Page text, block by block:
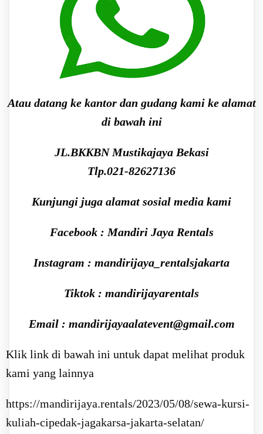
Atau datang ke kantor dan gudang kami ke alamat
di bawah ini
JL.BKKBN Mustikajaya Bekasi
Tlp.021-82627136
Kunjungi juga alamat sosial media kami
Facebook : Mandiri Jaya Rentals
Instagram : mandirijaya_rentalsjakarta
Tiktok : mandirijayarentals
Email : mandirijayaalatevent@gmail.com
Klik link di bawah ini untuk dapat melihat produk
kami yang lainnya
https://mandirijaya.rentals/2023/05/08/sewa-kursi-
kuliah-cipedak-jagakarsa-jakarta-selatan/